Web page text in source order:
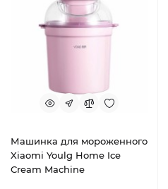
Машинка для мороженного
Xiaomi Youlg Home Ice
Cream Machine